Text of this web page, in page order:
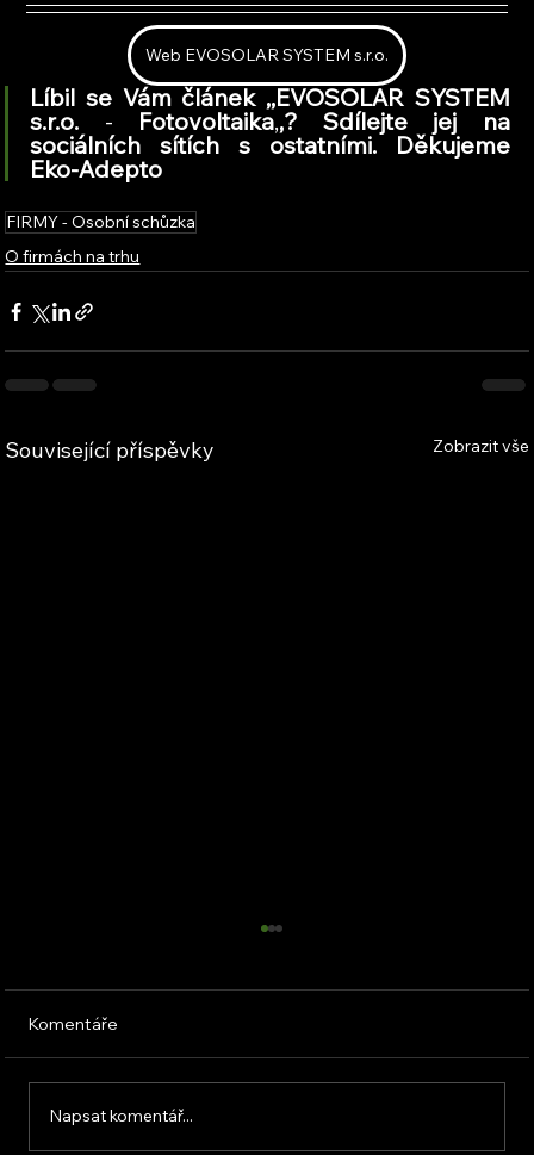
Web EVOSOLAR SYSTEM s.r.o.
Líbil se Vám článek ,,EVOSOLAR SYSTEM
s.r.o. - Fotovoltaika,,? Sdílejte jej na
sociálních sítích s ostatními. Děkujeme
Eko-Adepto
FIRMY - Osobní schůzka
O firmách na trhu
Související příspěvky Zobrazit vše
Komentáře
Napsat komentář...